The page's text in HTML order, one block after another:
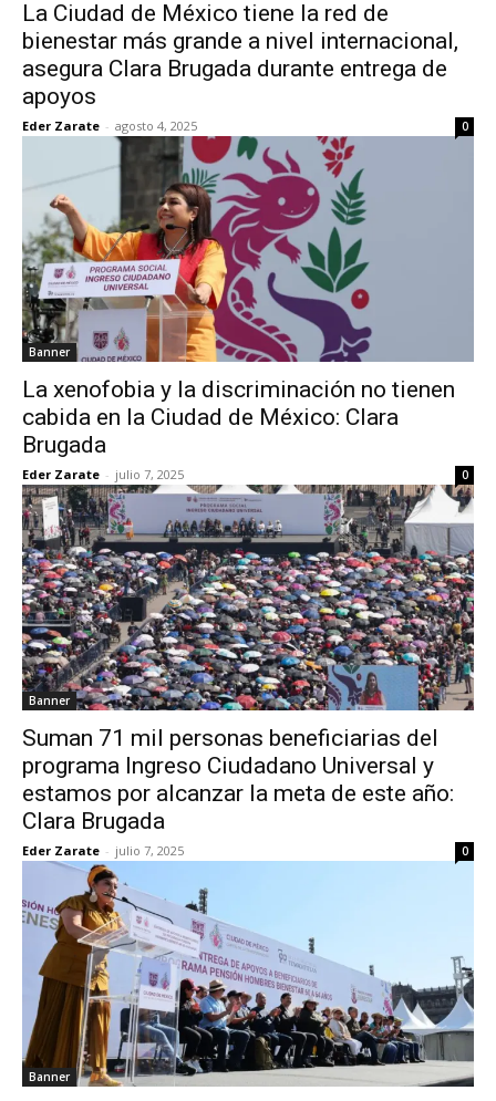
La Ciudad de México tiene la red de
bienestar más grande a nivel internacional,
asegura Clara Brugada durante entrega de
apoyos
Eder Zarate - agosto 4, 2025 0
Banner
La xenofobia y la discriminación no tienen
cabida en la Ciudad de México: Clara
Brugada
Eder Zarate - julio 7, 2025 0
Banner
Suman 71 mil personas beneficiarias del
programa Ingreso Ciudadano Universal y
estamos por alcanzar la meta de este año:
Clara Brugada
Eder Zarate - julio 7, 2025 0
Banner